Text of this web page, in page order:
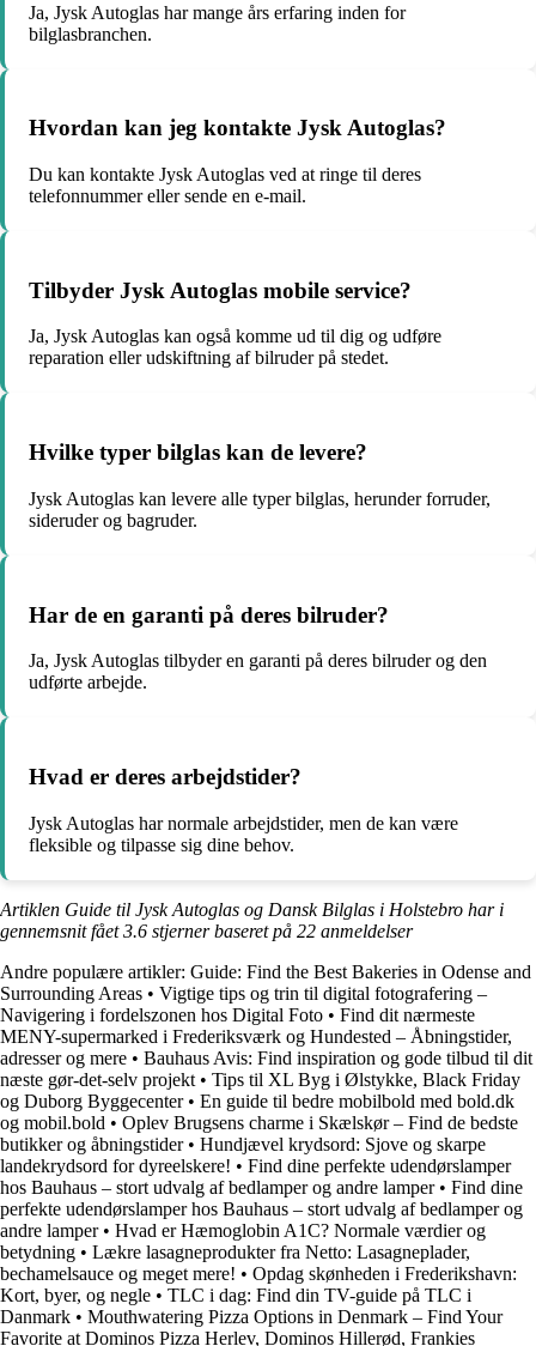
Ja, Jysk Autoglas har mange års erfaring inden for
bilglasbranchen.
Hvordan kan jeg kontakte Jysk Autoglas?
Du kan kontakte Jysk Autoglas ved at ringe til deres
telefonnummer eller sende en e-mail.
Tilbyder Jysk Autoglas mobile service?
Ja, Jysk Autoglas kan også komme ud til dig og udføre
reparation eller udskiftning af bilruder på stedet.
Hvilke typer bilglas kan de levere?
Jysk Autoglas kan levere alle typer bilglas, herunder forruder,
sideruder og bagruder.
Har de en garanti på deres bilruder?
Ja, Jysk Autoglas tilbyder en garanti på deres bilruder og den
udførte arbejde.
Hvad er deres arbejdstider?
Jysk Autoglas har normale arbejdstider, men de kan være
fleksible og tilpasse sig dine behov.
Artiklen Guide til Jysk Autoglas og Dansk Bilglas i Holstebro har i
gennemsnit fået3.6 stjerner baseret på 22 anmeldelser
Andre populære artikler: Guide: Find the Best Bakeries in Odense and
Surrounding Areas • Vigtige tips og trin til digital fotografering –
Navigering i fordelszonen hos Digital Foto • Find dit nærmeste
MENY-supermarked i Frederiksværk og Hundested – Åbningstider,
adresser og mere • Bauhaus Avis: Find inspiration og gode tilbud til dit
næste gør-det-selv projekt • Tips til XL Byg i Ølstykke, Black Friday
og Duborg Byggecenter• En guide til bedre mobilbold med bold.dk
og mobil.bold • Oplev Brugsens charme i Skælskør – Find de bedste
butikker og åbningstider• Hundjævel krydsord: Sjove og skarpe
landekrydsord for dyreelskere! • Find dine perfekte udendørslamper
hos Bauhaus – stort udvalg af bedlamper og andre lamper• Find dine
perfekte udendørslamper hos Bauhaus – stort udvalg af bedlamper og
andre lamper• Hvad er Hæmoglobin A1C? Normale værdier og
betydning • Lækre lasagneprodukter fra Netto: Lasagneplader,
bechamelsauce og meget mere! • Opdag skønheden i Frederikshavn:
Kort, byer, og negle • TLC i dag: Find din TV-guide på TLC i
Danmark • Mouthwatering Pizza Options in Denmark – Find Your
Favorite at Dominos Pizza Herlev, Dominos Hillerød, Frankies